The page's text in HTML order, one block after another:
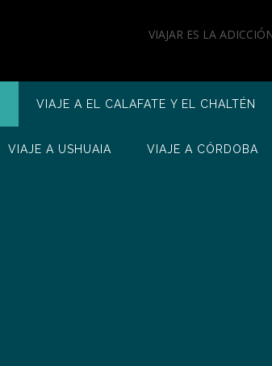
VIAJAR ES LA
VIAJE A EL CALAFATE Y EL CHALTÉN
VIAJE A USHUAIA VIAJE A CÓRDOBA